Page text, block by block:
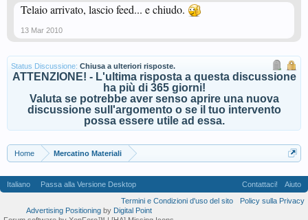
Telaio arrivato, lascio feed... e chiudo.
13 Mar 2010
Status Discussione: Chiusa a ulteriori risposte.
ATTENZIONE! - L'ultima risposta a questa discussione
ha più di 365 giorni!
Valuta se potrebbe aver senso aprire una nuova
discussione sull'argomento o se il tuo intervento
possa essere utile ad essa.
Home Mercatino Materiali
Italiano Passa alla Versione Desktop Contattaci!
Aiuto
Termini e Condizioni d'uso del sito
Policy sulla Privacy
Advertising Positioningby Digital Point